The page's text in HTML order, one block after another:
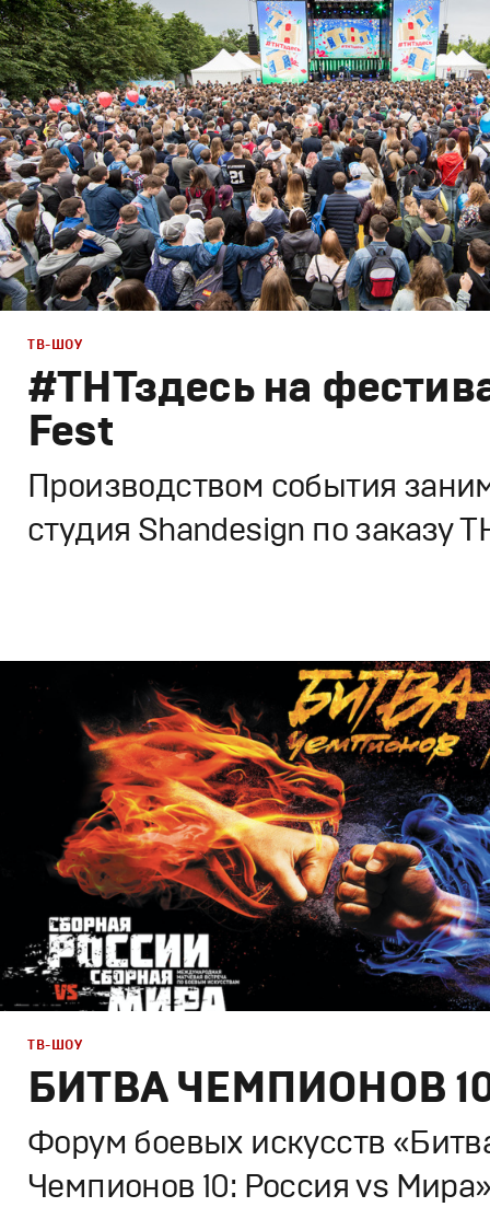
Графический дизайн,Моушн-дизайн,Полный цикл
#ТНТздесь на
Fest
Производством события
студия Shandesign по заказу
ТВ-Шоу
Графический дизайн,Сет дизайн,Полный цикл
ТВ-ШОУ
БИТВА ЧЕМПИОНОВ
Форум боевых искусств
Чемпионов 10: Россия vs
ТВ-ШОУ